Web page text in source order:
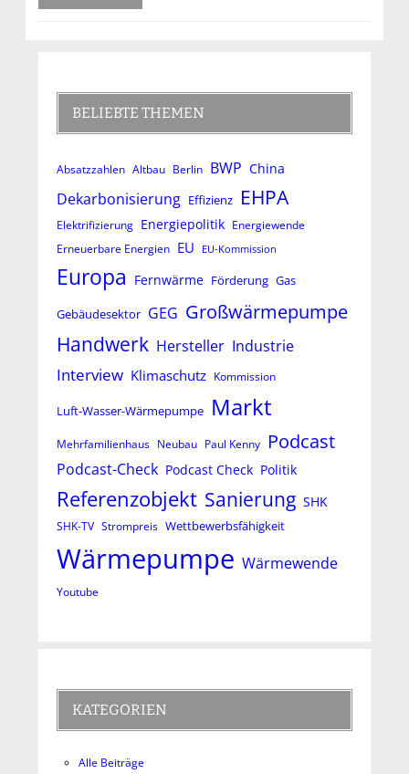
BELIEBTE THEMEN
Absatzzahlen Altbau Berlin BWP China
Dekarbonisierung Effizienz EHPA
Elektrifizierung Energiepolitik Energiewende
Erneuerbare Energien EU EU-Kommission
Europa Fernwärme Förderung Gas
Gebäudesektor GEG Großwärmepumpe
Handwerk Hersteller Industrie
Interview Klimaschutz Kommission
Luft-Wasser-Wärmepumpe Markt
Mehrfamilienhaus Neubau Paul Kenny Podcast
Podcast-Check Podcast Check Politik
Referenzobjekt Sanierung SHK
SHK-TV Strompreis Wettbewerbsfähigkeit
Wärmepumpe Wärmewende
Youtube
KATEGORIEN
Alle Beiträge